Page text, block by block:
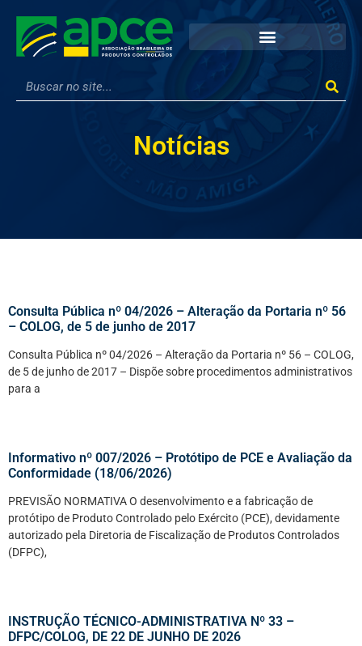
Notícias
Consulta Pública nº 04/2026 – Alteração da Portaria nº 56
– COLOG, de 5 de junho de 2017
Consulta Pública nº 04/2026 – Alteração da Portaria nº 56 – COLOG,
de 5 de junho de 2017 – Dispõe sobre procedimentos administrativos
para a
Informativo nº 007/2026 – Protótipo de PCE e Avaliação da
Conformidade (18/06/2026)
PREVISÃO NORMATIVA O desenvolvimento e a fabricação de
protótipo de Produto Controlado pelo Exército (PCE), devidamente
autorizado pela Diretoria de Fiscalização de Produtos Controlados
(DFPC),
INSTRUÇÃO TÉCNICO-ADMINISTRATIVA Nº 33 –
DFPC/COLOG, DE 22 DE JUNHO DE 2026